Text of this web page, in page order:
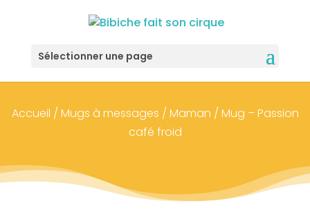
Sélectionner une page
Accueil / Mugs à messages / Maman / Mug – Passion
café froid